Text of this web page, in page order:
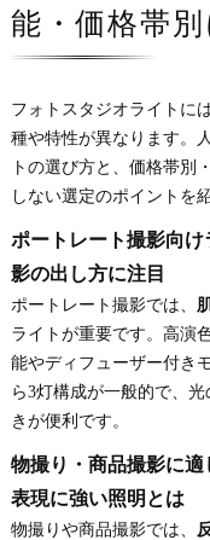
能・価格帯
フォトスタジオライトに
種や特性が異なります。
トの選び方と、価格帯別
しない選定のポイントを
ポートレート撮影向
影の出し方に注目
ポートレート撮影では、
ライトが重要です。高演
能やディフューザー付き
ら3灯構成が一般的で、
きが便利です。
物撮り・商品撮影に
表現に強い照明とは
物撮りや商品撮影では、